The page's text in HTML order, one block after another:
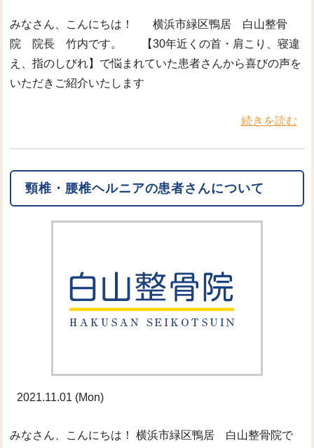
みなさん、こんにちは！ 横浜市緑区鴨居 白山整骨
院 院長 竹内です。 【30年近くの首・肩こり、寝違
え、指のしびれ】で悩まれていた患者さんから喜びの声を
いただきご紹介いたします
続きを読む
頸椎・腰椎ヘルニアの患者さんについて
2021.11.01 (Mon)
みなさん、こんにちは！ 横浜市緑区鴨居 白山整骨院で